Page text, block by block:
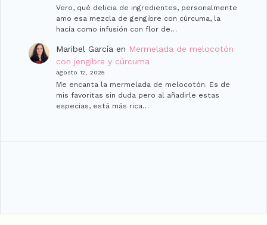
Vero, qué delicia de ingredientes, personalmente
amo esa mezcla de gengibre con cúrcuma, la
hacía como infusión con flor de…
Maribel García en Mermelada de melocotón
con jengibre y cúrcuma
agosto 12, 2025
Me encanta la mermelada de melocotón. Es de
mis favoritas sin duda pero al añadirle estas
especias, está más rica…